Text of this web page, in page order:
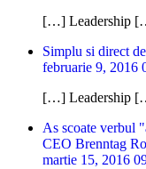
[…] Leadership
Simplu si direct
februarie 9, 2016
[…] Leadership
As scoate verbul
CEO Brenntag
martie 15, 2016